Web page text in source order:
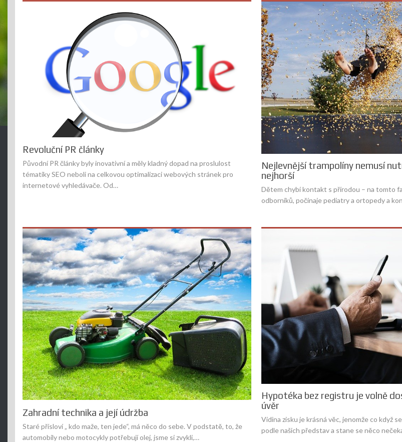
Revoluční PR články
Původní PR články byly inovativní a měly kladný dopad na proslulost
tématiky SEO neboli na celkovou optimalizaci webových stránek pro
internetové vyhledávače. Od…
Nejlevnější trampolíny nemusí
nejhorší
Dětem chybí kontakt s přírodou – na tomto
odborníků, počínaje pediatry a ortopedy a
Zahradní technika a její údržba
Staré přísloví „ kdo maže, ten jede“, má něco do sebe. V podstatě, to, že
automobily nebo motocykly potřebují olej, jsme si zvykli,…
Hypotéka bez registru je volně
úvěr
Vidina zisku je krásná věc, jenomže co když
podle našich představ a stane se něco